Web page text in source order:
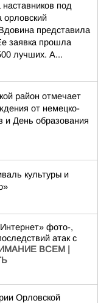
наставников под
представила
заявка прошла
лучших. А...
район отмечает
от немецко-
и День образования
культуры и
фото-,
атак с
ВСЕМ |
Орловской